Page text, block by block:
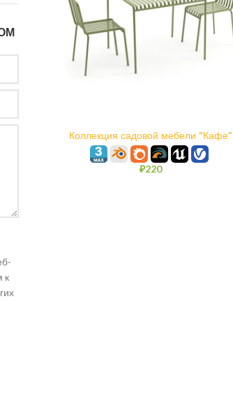
к
В КОРЗИНУ
Коллекция садовой мебели “Кафе”
Аданат
₽220